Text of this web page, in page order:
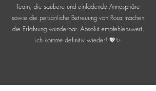
Team, die saubere und einladende Atmosphäre
sowie die persönliche Betreuung von Rosa machen
die Erfahrung wunderbar. Absolut empfehlenswert,
ich komme definitiv wieder! 💖✨